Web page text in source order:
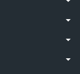
arrow_drop_down
arrow_drop_down
arrow_drop_down